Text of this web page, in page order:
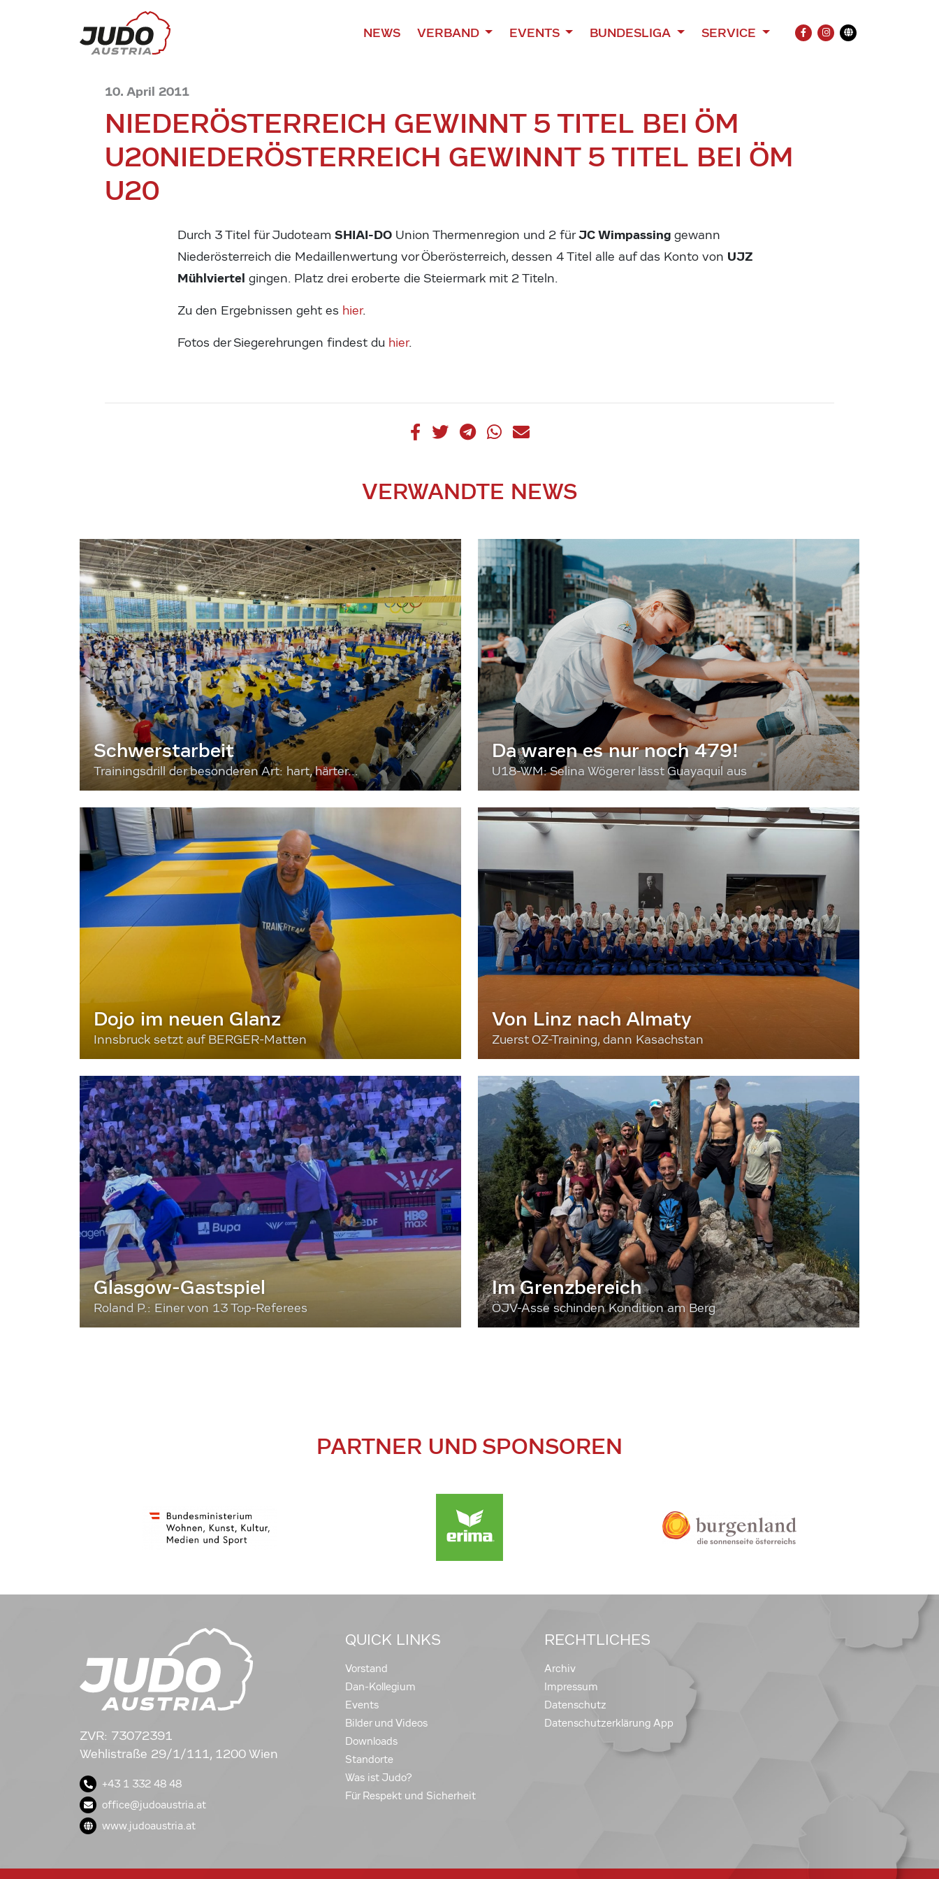
NEWS VERBAND EVENTS BUNDESLIGA SERVICE
FACEBOOK
INSTAGRAM
Übersetzung
10. April 2011
NIEDERÖSTERREICH GEWINNT 5 TITEL BEI ÖM
U20NIEDERÖSTERREICH GEWINNT 5 TITEL BEI ÖM
U20
Durch 3 Titel für JudoteamSHIAI-DO Union Thermenregion und 2 fürJC Wimpassing gewann
Niederösterreich die Medaillenwertung vor Öberösterreich, dessen 4 Titel alle auf das Konto von UJZ
Mühlviertel gingen. Platz drei eroberte die Steiermark mit 2 Titeln.
Zu den Ergebnissen geht es hier.
Fotos der Siegerehrungen findest du hier.
VERWANDTE NEWS
Schwerstarbeit
Trainingsdrill der besonderen Art: hart, härter...
Da waren es nur noch 479!
U18-WM: Selina Wögerer lässt Guayaquil aus
Dojo im neuen Glanz
Innsbruck setzt auf BERGER-Matten
Von Linz nach Almaty
Zuerst OZ-Training, dann Kasachstan
Glasgow-Gastspiel
Roland P.: Einer von 13 Top-Referees
Im Grenzbereich
ÖJV-Asse schinden Kondition am Berg
PARTNER UND SPONSOREN
ZVR: 73072391
Wehlistraße 29/1/111, 1200 Wien
+43 1 332 48 48
office@judoaustria.at
www.judoaustria.at
QUICK LINKS
Vorstand
Dan-Kollegium
Events
Bilder und Videos
Downloads
Standorte
Was ist Judo?
Für Respekt und Sicherheit
RECHTLICHES
Archiv
Impressum
Datenschutz
Datenschutzerklärung App